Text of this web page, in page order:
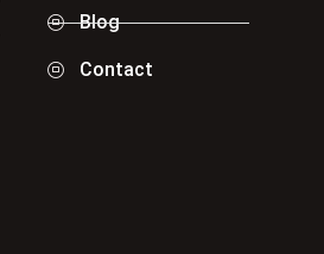
Blog
Contact